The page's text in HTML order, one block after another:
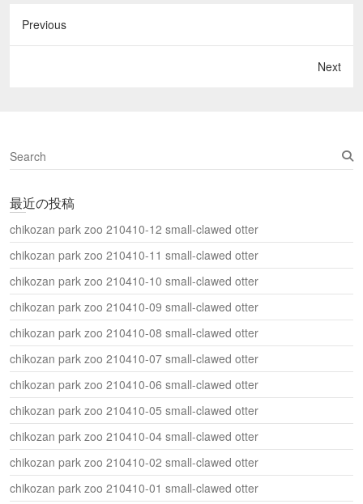
Previous
Next
S
e
r
h
最近の投稿
chikozan park zoo 210410-12 small-clawed otter
chikozan park zoo 210410-11 small-clawed otter
chikozan park zoo 210410-10 small-clawed otter
chikozan park zoo 210410-09 small-clawed otter
chikozan park zoo 210410-08 small-clawed otter
chikozan park zoo 210410-07 small-clawed otter
chikozan park zoo 210410-06 small-clawed otter
chikozan park zoo 210410-05 small-clawed otter
chikozan park zoo 210410-04 small-clawed otter
chikozan park zoo 210410-02 small-clawed otter
chikozan park zoo 210410-01 small-clawed otter